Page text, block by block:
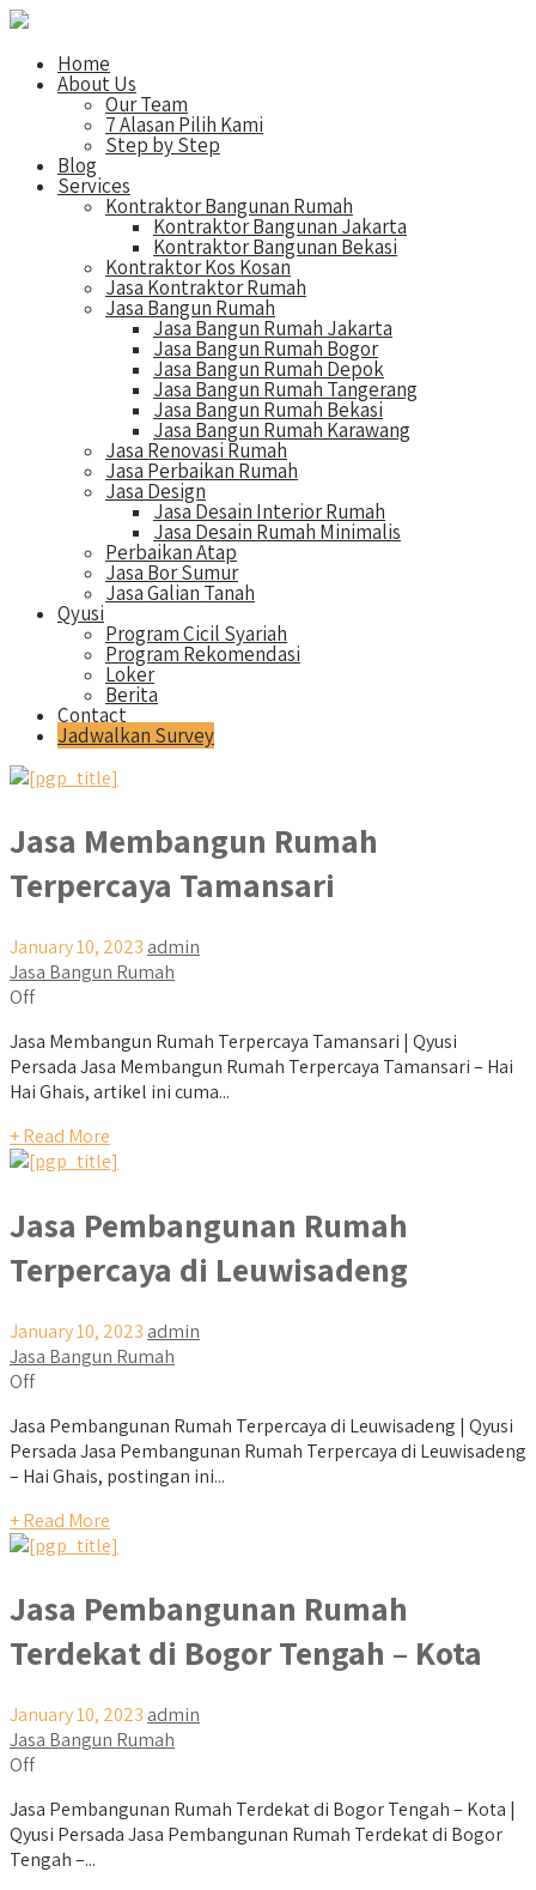
Home
About Us
Our Team
7 Alasan Pilih Kami
Step by Step
Blog
Services
Kontraktor Bangunan Rumah
Kontraktor Bangunan Jakarta
Kontraktor Bangunan Bekasi
Kontraktor Kos Kosan
Jasa Kontraktor Rumah
Jasa Bangun Rumah
Jasa Bangun Rumah Jakarta
Jasa Bangun Rumah Bogor
Jasa Bangun Rumah Depok
Jasa Bangun Rumah Tangerang
Jasa Bangun Rumah Bekasi
Jasa Bangun Rumah Karawang
Jasa Renovasi Rumah
Jasa Perbaikan Rumah
Jasa Design
Jasa Desain Interior Rumah
Jasa Desain Rumah Minimalis
Perbaikan Atap
Jasa Bor Sumur
Jasa Galian Tanah
Qyusi
Program Cicil Syariah
Program Rekomendasi
Loker
Berita
Contact
Jadwalkan Survey
Jasa Membangun Rumah
Terpercaya Tamansari
January 10, 2023 admin
Jasa Bangun Rumah
Off
Jasa Membangun Rumah Terpercaya Tamansari | Qyusi
Persada Jasa Membangun Rumah Terpercaya Tamansari – Hai
Hai Ghais, artikel ini cuma...
+ Read More
Jasa Pembangunan Rumah
Terpercaya di Leuwisadeng
January 10, 2023 admin
Jasa Bangun Rumah
Off
Jasa Pembangunan Rumah Terpercaya di Leuwisadeng | Qyusi
Persada Jasa Pembangunan Rumah Terpercaya di Leuwisadeng
– Hai Ghais, postingan ini...
+ Read More
Jasa Pembangunan Rumah
Terdekat di Bogor Tengah – Kota
January 10, 2023 admin
Jasa Bangun Rumah
Off
Jasa Pembangunan Rumah Terdekat di Bogor Tengah – Kota |
Qyusi Persada Jasa Pembangunan Rumah Terdekat di Bogor
Tengah –...